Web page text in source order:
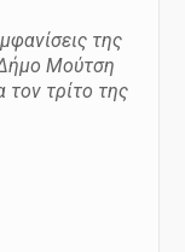
της
Μούτση
τον τρίτο της